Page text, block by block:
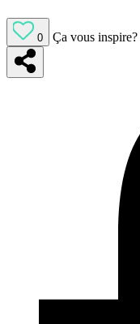
0 Ça vous inspire?